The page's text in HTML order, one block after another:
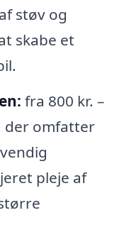
støv og
skabe et
fra 800 kr. –
der omfatter
pleje af